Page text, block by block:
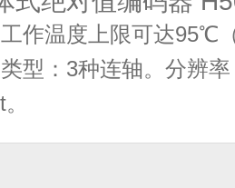
作温度上限可达95℃
型：3种连轴。分辨